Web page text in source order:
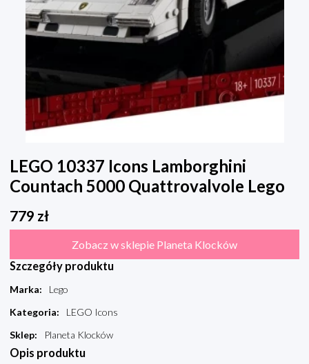
LEGO 10337 Icons Lamborghini
Countach 5000 Quattrovalvole Lego
779 zł
Zobacz w sklepie Planeta Klocków
Szczegóły produktu
Marka:
Lego
Kategoria:
LEGO Icons
Sklep: Planeta Klocków
Opis produktu